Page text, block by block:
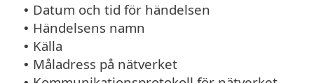
• Datum och tid för händelsen
• Händelsens namn
• Källa
• Måladress på nätverket